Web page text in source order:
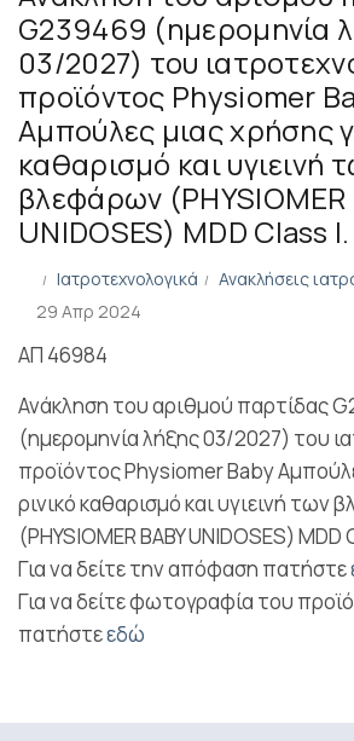
G239469 (ημερομηνία
03/2027) του
προϊόντος Physiomer
Αμπούλες μιας χρήσης
καθαρισμό και υγιεινή
βλεφάρων (PHYSIOMER
UNIDOSES) MDD Class I.
Ιατροτεχνολογικά
Ανακλήσεις
29 Απρ 2024
ΑΠ 46984
Ανάκληση του αριθμού παρτίδας
(ημερομηνία λήξης 03/2027) του
προϊόντος Physiomer Baby
ρινικό καθαρισμό και υγιεινή των
(PHYSIOMER BABY UNIDOSES) MDD
Για να δείτε την απόφαση πατήστε
Για να δείτε φωτογραφία του
πατήστεεδώ